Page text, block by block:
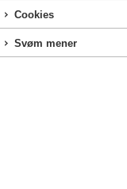
Cookies
Svøm mener